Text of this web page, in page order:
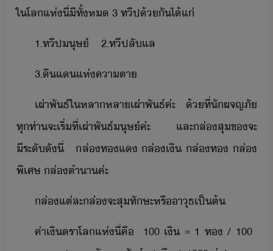
ใ​โล​แห่​ี่​ีทั​้​ห​ ​3​ ​ทีป​้ั​ไ้แ่
1.​ทีป​ุษ์​ ​ ​ ​ ​2.​ทีป​ลัแล
3.​ิแ​แห่​คาตา
เผ่าพัธ์​ใ​หลาหลา​เผ่าพัธ์​ค่ะ​ ​้​ที่​ัผจญภั​
ทุท่า​จะ​เริ่​ที่​เผ่าพัธ์​ุษ์​ค่ะ​ ​และ​ล่​สุ​ข​จะ​
ีระั​ั​ี่​ ​ ​ ​ล่​ทแ​ ​ล่​เิ​ ​ล่​ท​ ​ล่​
พิเศษ​ ​ล่​ตำา​ค่ะ
ล่​แต่ละ​ล่​จะ​สุ​ทัษะ​หรื​าุธ​เป็ต้
ค่าเิ​ตรา​โล​แห่​ี่​คื​ ​ ​100​ ​เิ​ ​=​ ​1​ ​ท​ ​/​ ​100​ ​